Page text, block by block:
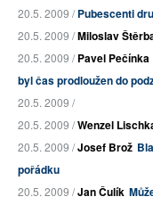
20.5. 2009 /Pubescenti
20.5. 2009 /Miloslav
20.5. 2009 /Pavel Pečínka
byl čas prodloužen do
20.5. 2009 /
20.5. 2009 /Wenzel
20.5. 2009 /Josef Brož
pořádku
20.5. 2009 /Jan Čulík